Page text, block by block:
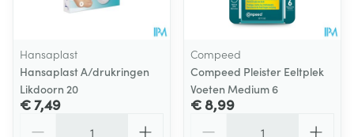
Hansaplast
Hansaplast A/drukringen
Likdoorn 20
€ 7,49
Compeed
Compeed Pleister Eeltplek
Voeten Medium 6
€ 8,99